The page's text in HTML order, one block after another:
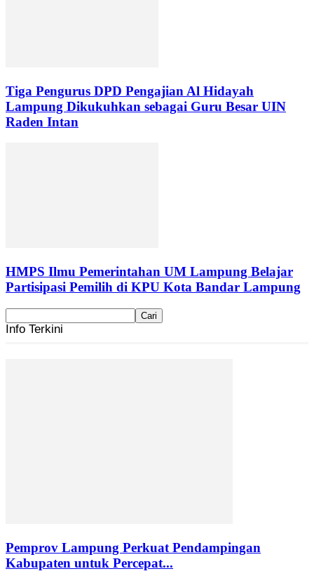
Tiga Pengurus DPD Pengajian Al Hidayah
Lampung Dikukuhkan sebagai Guru Besar UIN
Raden Intan
HMPS Ilmu Pemerintahan UM Lampung Belajar
Partisipasi Pemilih di KPU Kota Bandar Lampung
Info Terkini
Pemprov Lampung Perkuat Pendampingan
Kabupaten untuk Percepat...